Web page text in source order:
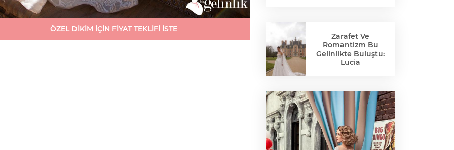
ÖZEL DİKİM İÇİN FİYAT TEKLİFİ İSTE
Zarafet Ve
Romantizm Bu
Gelinlikte Buluştu:
Lucia